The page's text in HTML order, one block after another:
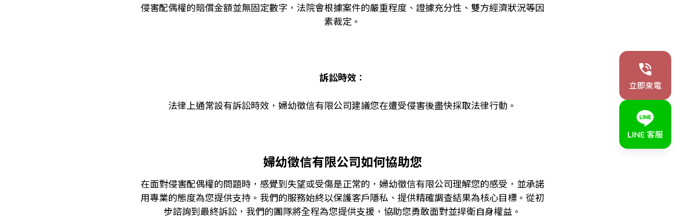
侵害配偶權的賠償金額並無固定數字，法院會根據案件的嚴重程度、證據充分性、雙方經濟狀況等因
素裁定。
訴訟時效：
法律上通常設有訴訟時效，婦幼徵信有限公司建議您在遭受侵害後盡快採取法律行動。
婦幼徵信有限公司如何協助您
在面對侵害配偶權的問題時，感覺到失望或受傷是正常的，婦幼徵信有限公司理解您的感受，並承諾
用專業的態度為您提供支持。我們的服務始終以保護客戶隱私、提供精確調查結果為核心目標。從初
步諮詢到最終訴訟，我們的團隊將全程為您提供支援，協助您勇敢面對並捍衛自身權益。
立即來電
LINE 客服